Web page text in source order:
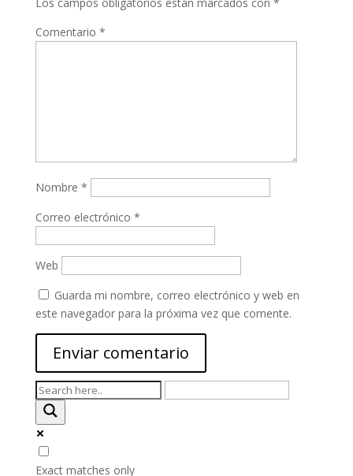
Comentario *
Nombre *
Correo electrónico *
Web
Guarda mi nombre, correo electrónico y web en
este navegador para la próxima vez que comente.
Exact matches only